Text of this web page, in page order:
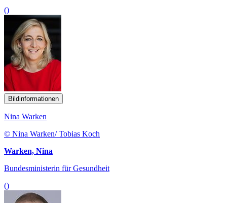
()
Bildinformationen
Nina Warken
© Nina Warken/ Tobias Koch
Warken, Nina
Bundesministerin für Gesundheit
()